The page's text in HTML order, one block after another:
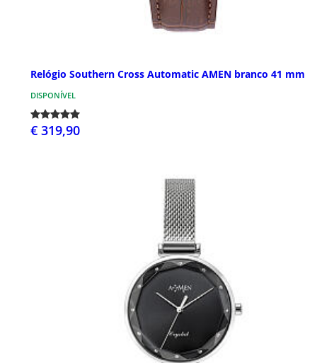
Relógio Southern Cross Automatic AMEN branco 41 mm
DISPONÍVEL
€ 319,90